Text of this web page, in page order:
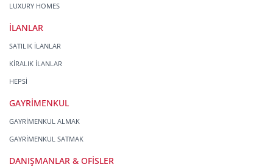
LUXURY HOMES
İLANLAR
SATILIK İLANLAR
KİRALIK İLANLAR
HEPSİ
GAYRİMENKUL
GAYRİMENKUL ALMAK
GAYRİMENKUL SATMAK
DANIŞMANLAR & OFİSLER